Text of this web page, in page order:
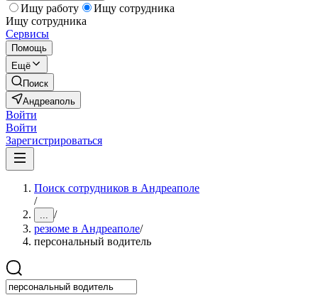
Ищу работу
Ищу сотрудника
Ищу сотрудника
Сервисы
Помощь
Ещё
Поиск
Андреаполь
Войти
Войти
Зарегистрироваться
Поиск сотрудников в Андреаполе
/
... /
резюме в Андреаполе/
персональный водитель